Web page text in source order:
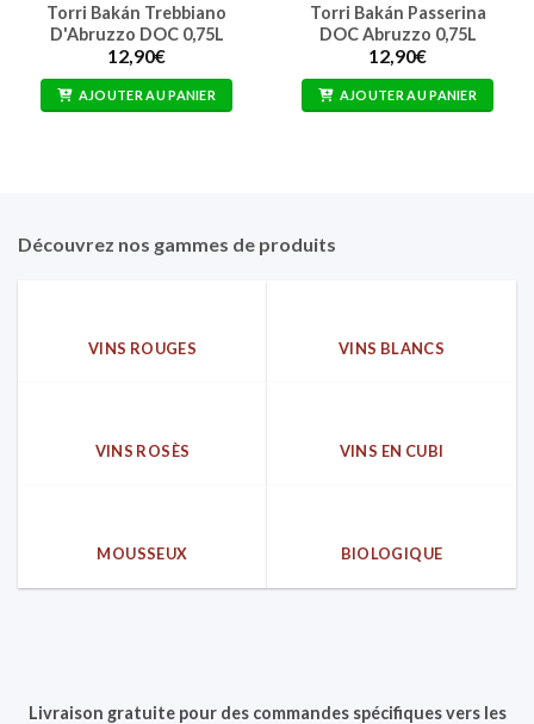
Torri Bakán Trebbiano
D'Abruzzo DOC 0,75L
12,90€
AJOUTER AU PANIER
Torri Bakán Passerina
DOC Abruzzo 0,75L
12,90€
AJOUTER AU PANIER
Découvrez nos gammes de produits
VINS ROUGES VINS BLANCS
VINS ROSÈS VINS EN CUBI
MOUSSEUX BIOLOGIQUE
Livraison gratuite pour des commandes spécifiques vers les